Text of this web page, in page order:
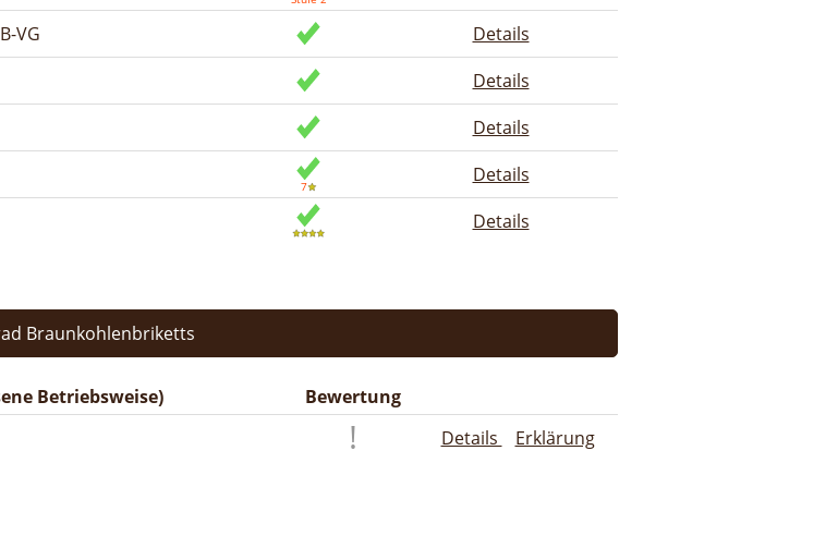
VG
Details
Details
Details
Details
Details
Braunkohlenbriketts
Betriebsweise)
Bewertung
Details Erklärung